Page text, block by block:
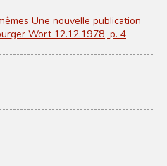
Une nouvelle publication
Wort 12.12.1978, p. 4